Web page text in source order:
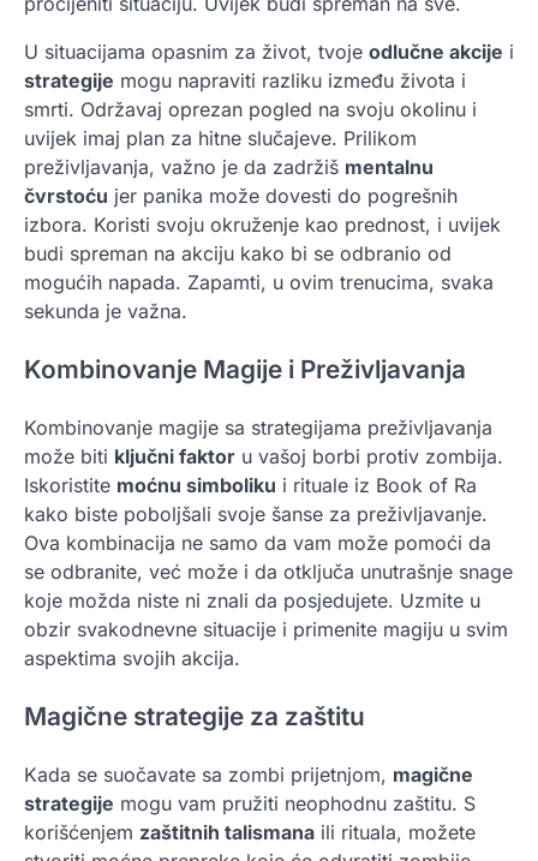
U situacijama opasnim za život, tvoje odlučne akcije i
strategije mogu napraviti razliku između života i
smrti. Održavaj oprezan pogled na svoju okolinu i
uvijek imaj plan za hitne slučajeve. Prilikom
preživljavanja, važno je da zadržiš mentalnu
čvrstoću jer panika može dovesti do pogrešnih
izbora. Koristi svoju okruženje kao prednost, i uvijek
budi spreman na akciju kako bi se odbranio od
mogućih napada. Zapamti, u ovim trenucima, svaka
sekunda je važna.
Kombinovanje Magije i Preživljavanja
Kombinovanje magije sa strategijama preživljavanja
može biti ključni faktor u vašoj borbi protiv zombija.
Iskoristite moćnu simboliku i rituale iz Book of Ra
kako biste poboljšali svoje šanse za preživljavanje.
Ova kombinacija ne samo da vam može pomoći da
se odbranite, već može i da otključa unutrašnje snage
koje možda niste ni znali da posjedujete. Uzmite u
obzir svakodnevne situacije i primenite magiju u svim
aspektima svojih akcija.
Magične strategije za zaštitu
Kada se suočavate sa zombi prijetnjom, magične
strategije mogu vam pružiti neophodnu zaštitu. S
korišćenjem zaštitnih talismana ili rituala, možete